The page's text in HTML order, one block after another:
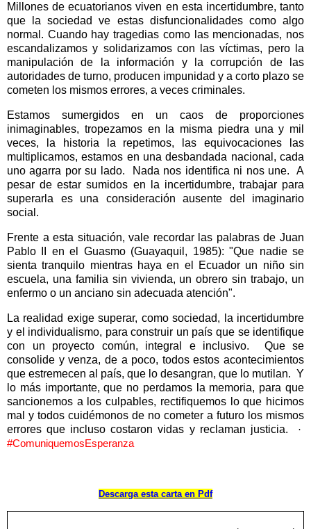
Millones de ecuatorianos viven en esta incertidumbre, tanto
que la sociedad ve estas disfuncionalidades como algo
normal. Cuando hay tragedias como las mencionadas, nos
escandalizamos y solidarizamos con las víctimas, pero la
manipulación de la información y la corrupción de las
autoridades de turno, producen impunidad y a corto plazo se
cometen los mismos errores, a veces criminales.
Estamos sumergidos en un caos de proporciones
inimaginables, tropezamos en la misma piedra una y mil
veces, la historia la repetimos, las equivocaciones las
multiplicamos, estamos en una desbandada nacional, cada
uno agarra por su lado.
Nada nos identifica ni nos une.
A
pesar de estar sumidos en la incertidumbre, trabajar para
superarla es una consideración ausente del imaginario
social.
Frente a esta situación, vale recordar las palabras de Juan
Pablo II en el Guasmo (Guayaquil, 1985): "Que nadie se
sienta tranquilo mientras haya en el Ecuador un niño sin
escuela, una familia sin vivienda, un obrero sin trabajo, un
enfermo o un anciano sin adecuada atención".
La realidad exige superar, como sociedad, la incertidumbre
y el individualismo, para construir un país que se identifique
con un proyecto común, integral e inclusivo.
Que se
consolide y venza, de a poco, todos estos acontecimientos
que estremecen al país, que lo desangran, que lo mutilan. Y
lo más importante, que no perdamos la memoria, para que
sancionemos a los culpables, rectifiquemos lo que hicimos
mal y todos cuidémonos de no cometer a futuro los mismos
errores que incluso costaron vidas y reclaman justicia.
·
#ComuniquemosEsperanza
Descarga esta carta en Pdf